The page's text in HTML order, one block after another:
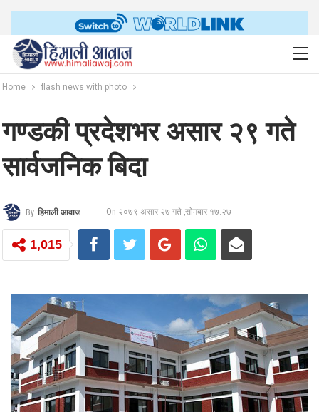
Home flash news with photo
गण्डकी प्रदेशभर असार २९ गते
सार्वजनिक बिदा
By हिमाली आवाज On २०७९ असार २७ गते ,सोमबार १७:२७
1,015